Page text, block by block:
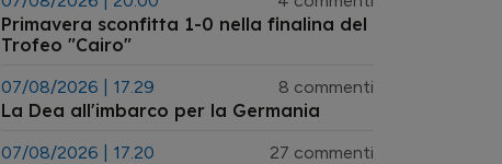
Primavera sconfitta 1-0 nella finalina del
Trofeo "Cairo"
07/08/2026 | 17.29 8 commenti
La Dea all'imbarco per la Germania
07/08/2026 | 17.20 27 commenti